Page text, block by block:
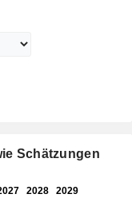
Schätzungen